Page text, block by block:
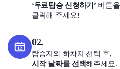
‘무료탑승 신청하기’ 버튼을
클릭해 주세요!
02.
탑승지와 하차지 선택 후,
시작 날짜를 선택해주세요.